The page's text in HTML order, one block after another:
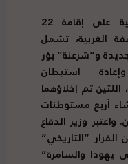
على إقامة 22
الغربية، تشمل
و“شرعنة” بؤر
استيطان
تم إخلاؤهما
أربع مستوطنات
. واعتبر وزير الدفاع
القرار “التاريخي”
يهودا والسامرة”